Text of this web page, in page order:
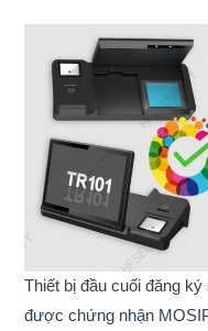
Thiết bị đầu cuối đăng
được chứng nhận